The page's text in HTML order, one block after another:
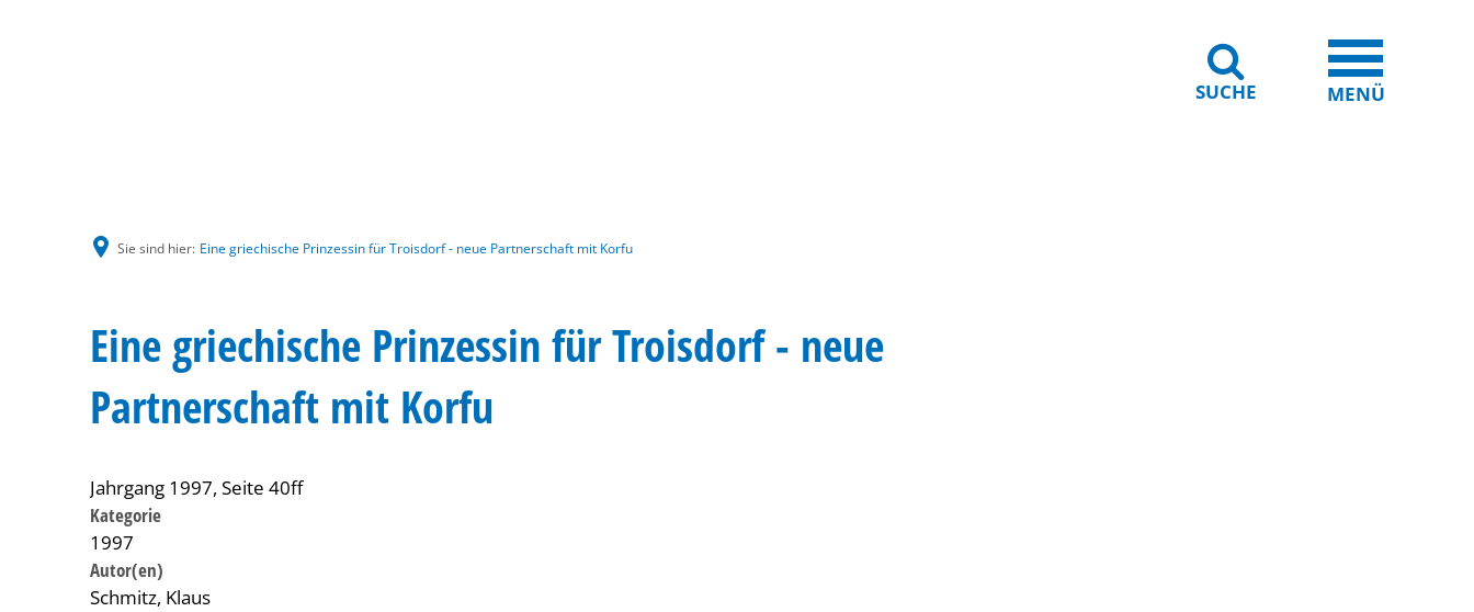
SUCHE MENÜ
Sie sind hier: Eine griechische Prinzessin für Troisdorf - neue Partnerschaft mit Korfu
Eine griechische Prinzessin für Troisdorf - neue
Partnerschaft mit Korfu
Jahrgang 1997, Seite 40ff
Kategorie
1997
Schmitz, Klaus